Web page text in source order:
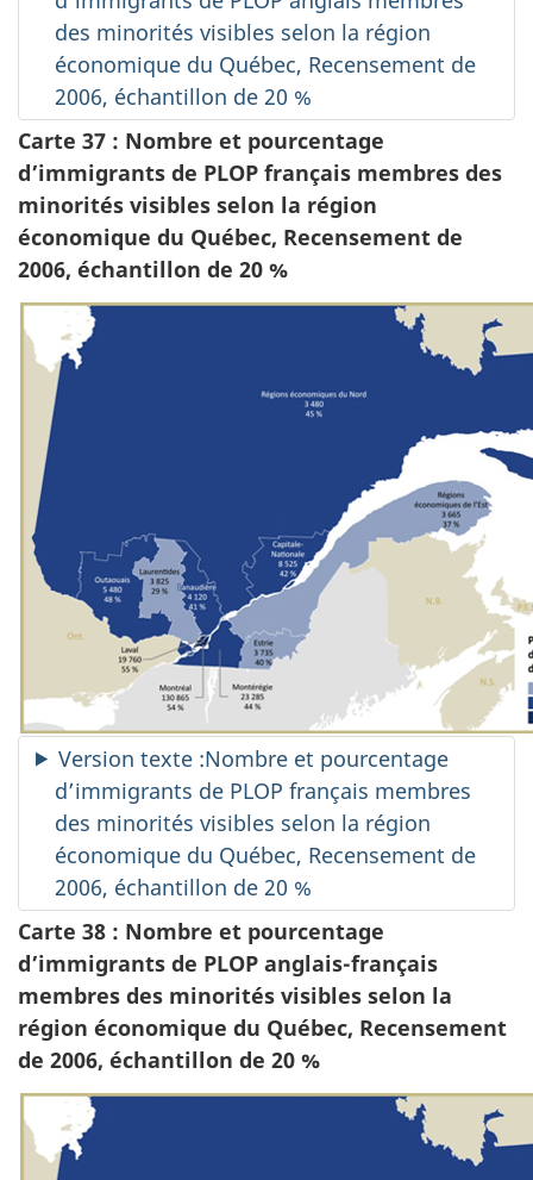
des minorités visibles selon la région
économique du Québec, Recensement de
2006, échantillon de 20 %
Carte 37 : Nombre et pourcentage
d’immigrants de PLOP français membres des
minorités visibles selon la région
économique du Québec, Recensement de
2006, échantillon de 20 %
Version texte :Nombre et pourcentage
d’immigrants de PLOP français membres
des minorités visibles selon la région
économique du Québec, Recensement de
2006, échantillon de 20 %
Carte 38 : Nombre et pourcentage
d’immigrants de PLOP anglais-français
membres des minorités visibles selon la
région économique du Québec, Recensement
de 2006, échantillon de 20 %